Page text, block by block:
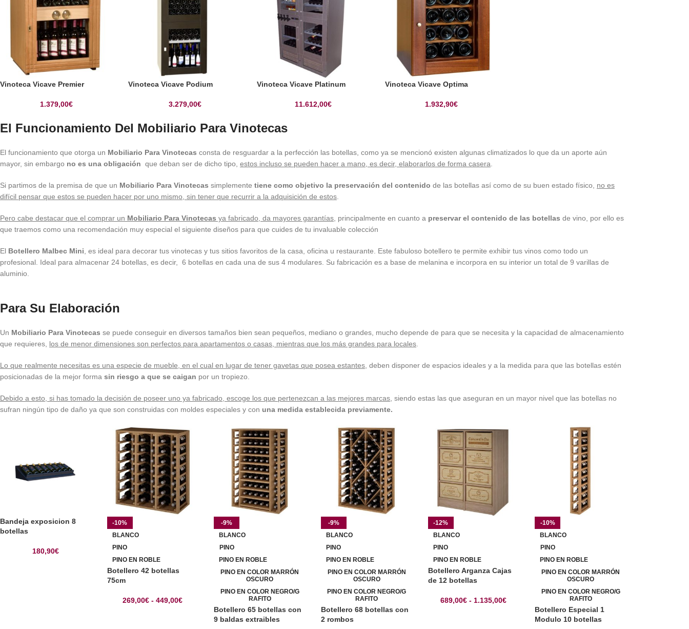
Vinoteca Vicave Premier
1.379,00€
Vinoteca Vicave Podium
3.279,00€
Vinoteca Vicave Platinum
11.612,00€
Vinoteca Vicave Optima
1.932,90€
El Funcionamiento Del Mobiliario Para Vinotecas
El funcionamiento que otorga un Mobiliario Para Vinotecas consta de resguardar a la perfección las botellas, como ya se mencionó existen algunas climatizados lo que da un aporte aún
mayor, sin embargo no es una obligación que deban ser de dicho tipo, estos incluso se pueden hacer a mano, es decir, elaborarlos de forma casera
Si partimos de la premisa de que un Mobiliario Para Vinotecas simplemente tiene como objetivo la preservación del contenido de las botellas así como de su buen estado físico, no es
difícil pensar que estos se pueden hacer por uno mismo, sin tener que recurrir a la adquisición de estos
Pero cabe destacar que el comprar un Mobiliario Para Vinotecas ya fabricado, da mayores garantías , principalmente en cuanto a preservar el contenido de las botellas de vino, por ello es
que traemos como una recomendación muy especial el siguiente diseños para que cuides de tu invaluable colección
El Botellero Malbec Mini , es ideal para decorar tus vinotecas y tus sitios favoritos de la casa, oficina u restaurante. Este fabuloso botellero te permite exhibir tus vinos como todo un
profesional. Ideal para almacenar 24 botellas, es decir, 6 botellas en cada una de sus 4 modulares. Su fabricación es a base de melanina e incorpora en su interior un total de 9 varillas de
aluminio.
Para Su Elaboración
Un Mobiliario Para Vinotecas se puede conseguir en diversos tamaños bien sean pequeños, mediano o grandes, mucho depende de para que se necesita y la capacidad de almacenamiento
que requieres, los de menor dimensiones son perfectos para apartamentos o casas, mientras que los más grandes para locales
Lo que realmente necesitas es una especie de mueble, en el cual en lugar de tener gavetas que posea estantes , deben disponer de espacios ideales y a la medida para que las botellas estén
posicionadas de la mejor forma sin riesgo a que se caigan por un tropiezo.
Debido a esto, si has tomado la decisión de poseer uno ya fabricado, escoge los que pertenezcan a las mejores marcas , siendo estas las que aseguran en un mayor nivel que las botellas no
sufran ningún tipo de daño ya que son construidas con moldes especiales y con una medida establecida previamente.
Bandeja exposicion 8
botellas
180,90€
-10%
BLANCO
PINO
PINO EN ROBLE
Botellero 42 botellas
75cm
269,00€ - 449,00€
-9%
BLANCO
PINO
PINO EN ROBLE
PINO EN COLOR MARRÓN
OSCURO
PINO EN COLOR NEGRO/G
RAFITO
Botellero 65 botellas con
9 baldas extraibles
-9%
BLANCO
PINO
PINO EN ROBLE
PINO EN COLOR MARRÓN
OSCURO
PINO EN COLOR NEGRO/G
RAFITO
Botellero 68 botellas con
2 rombos
-12%
BLANCO
PINO
PINO EN ROBLE
Botellero Arganza Cajas
de 12 botellas
689,00€ - 1.135,00€
-10%
BLANCO
PINO
PINO EN ROBLE
PINO EN COLOR MARRÓN
OSCURO
PINO EN COLOR NEGRO/G
RAFITO
Botellero Especial 1
Modulo 10 botellas